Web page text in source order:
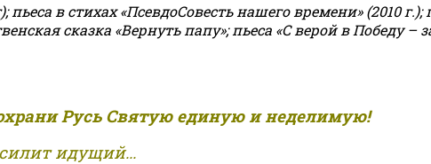
в стихах «ПсевдоСовесть нашего времени» (2010 г.);
сказка «Вернуть папу»; пьеса «С верой в Победу –
Русь Святую единую и неделимую!
идущий...